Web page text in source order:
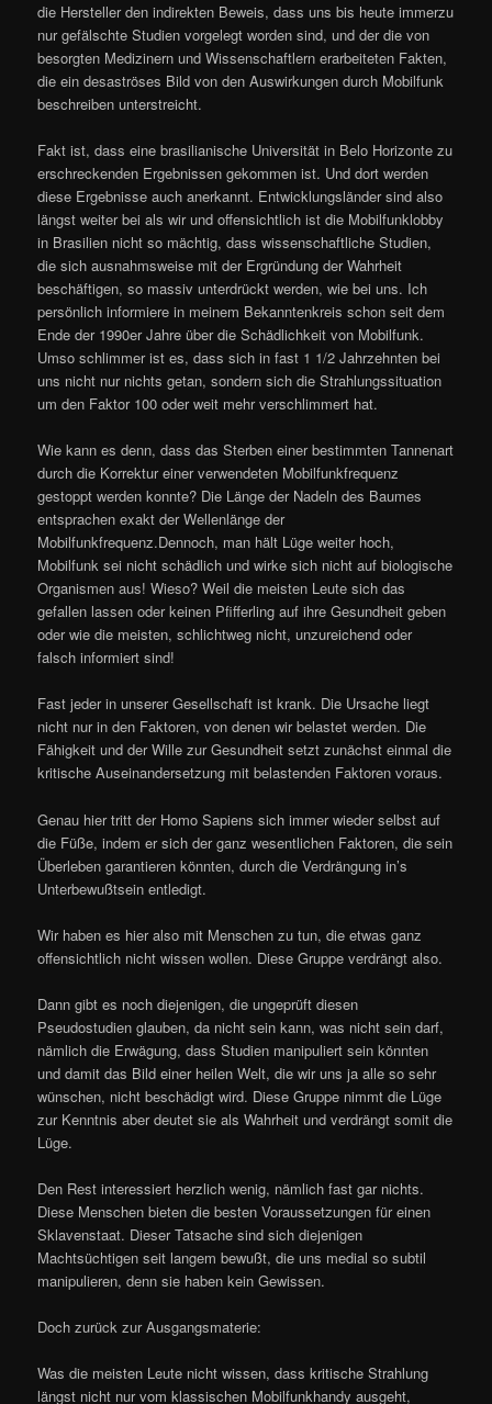
die Hersteller den indirekten Beweis, dass uns bis heute immerzu
nur gefälschte Studien vorgelegt worden sind, und der die von
besorgten Medizinern und Wissenschaftlern erarbeiteten Fakten,
die ein desaströses Bild von den Auswirkungen durch Mobilfunk
beschreiben unterstreicht.
Fakt ist, dass eine brasilianische Universität in Belo Horizonte zu
erschreckenden Ergebnissen gekommen ist. Und dort werden
diese Ergebnisse auch anerkannt. Entwicklungsländer sind also
längst weiter bei als wir und offensichtlich ist die Mobilfunklobby
in Brasilien nicht so mächtig, dass wissenschaftliche Studien,
die sich ausnahmsweise mit der Ergründung der Wahrheit
beschäftigen, so massiv unterdrückt werden, wie bei uns. Ich
persönlich informiere in meinem Bekanntenkreis schon seit dem
Ende der 1990er Jahre über die Schädlichkeit von Mobilfunk.
Umso schlimmer ist es, dass sich in fast 1 1/2 Jahrzehnten bei
uns nicht nur nichts getan, sondern sich die Strahlungssituation
um den Faktor 100 oder weit mehr verschlimmert hat.
Wie kann es denn, dass das Sterben einer bestimmten Tannenart
durch die Korrektur einer verwendeten Mobilfunkfrequenz
gestoppt werden konnte? Die Länge der Nadeln des Baumes
entsprachen exakt der Wellenlänge der
Mobilfunkfrequenz.Dennoch, man hält Lüge weiter hoch,
Mobilfunk sei nicht schädlich und wirke sich nicht auf biologische
Organismen aus! Wieso? Weil die meisten Leute sich das
gefallen lassen oder keinen Pfifferling auf ihre Gesundheit geben
oder wie die meisten, schlichtweg nicht, unzureichend oder
falsch informiert sind!
Fast jeder in unserer Gesellschaft ist krank. Die Ursache liegt
nicht nur in den Faktoren, von denen wir belastet werden. Die
Fähigkeit und der Wille zur Gesundheit setzt zunächst einmal die
kritische Auseinandersetzung mit belastenden Faktoren voraus.
Genau hier tritt der Homo Sapiens sich immer wieder selbst auf
die Füße, indem er sich der ganz wesentlichen Faktoren, die sein
Überleben garantieren könnten, durch die Verdrängung in’s
Unterbewußtsein entledigt.
Wir haben es hier also mit Menschen zu tun, die etwas ganz
offensichtlich nicht wissen wollen. Diese Gruppe verdrängt also.
Dann gibt es noch diejenigen, die ungeprüft diesen
Pseudostudien glauben, da nicht sein kann, was nicht sein darf,
nämlich die Erwägung, dass Studien manipuliert sein könnten
und damit das Bild einer heilen Welt, die wir uns ja alle so sehr
wünschen, nicht beschädigt wird. Diese Gruppe nimmt die Lüge
zur Kenntnis aber deutet sie als Wahrheit und verdrängt somit die
Lüge.
Den Rest interessiert herzlich wenig, nämlich fast gar nichts.
Diese Menschen bieten die besten Voraussetzungen für einen
Sklavenstaat. Dieser Tatsache sind sich diejenigen
Machtsüchtigen seit langem bewußt, die uns medial so subtil
manipulieren, denn sie haben kein Gewissen.
Doch zurück zur Ausgangsmaterie:
Was die meisten Leute nicht wissen, dass kritische Strahlung
längst nicht nur vom klassischen Mobilfunkhandy ausgeht,